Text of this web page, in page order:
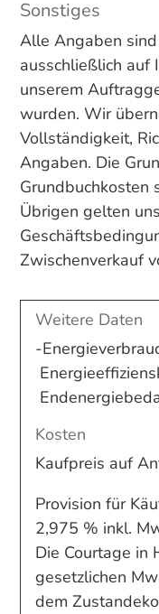
Sonstiges
Alle Angaben
ausschließlich auf
unserem
wurden. Wir
Vollständigkeit,
Angaben. Die
Grundbuchkosten
Übrigen gelten
Zwischenverkauf
Weitere Daten
-
Kosten
Kaufpreis auf
Provision für
2,975 % inkl.
Die Courtage in
gesetzlichen
dem